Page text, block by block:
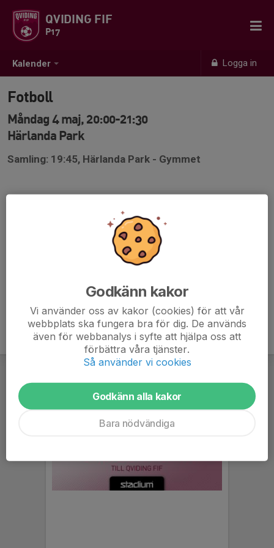
Kalender Logga in
QVIDING FIF
P17
Fotboll
Måndag 4 maj, 20:00-21:30
Härlanda Park
Samling: 19:45, Härlanda Park - Gymmet
Godkänn kakor
Vi använder oss av kakor (cookies) för att vår
webbplats ska fungera bra för dig. De används
även för webbanalys i syfte att hjälpa oss att
förbättra våra tjänster.
Så använder vi cookies
Godkänn alla kakor
Bara nödvändiga